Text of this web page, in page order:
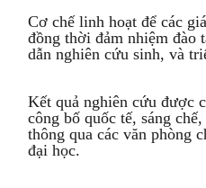
Cơ chế linh hoạt để các
đồng thời đảm nhiệm đào
dẫn nghiên cứu sinh, và
Kết quả nghiên cứu được
công bố quốc tế, sáng
thông qua các văn phòng
đại học.